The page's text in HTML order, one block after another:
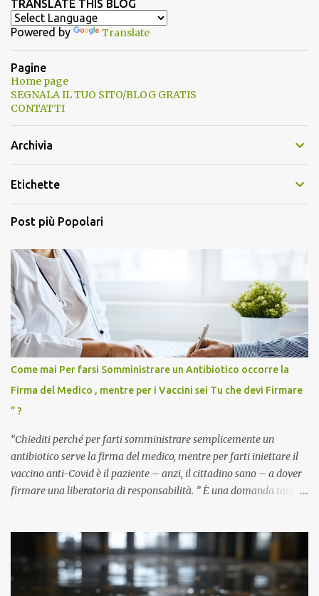
TRANSLATE THIS BLOG
Powered by Translate
Pagine
Home page
SEGNALA IL TUO SITO/BLOG GRATIS
CONTATTI
Archivia
Etichette
Post più Popolari
Come mai Per farsi Somministrare un Antibiotico occorre la
Firma del Medico , mentre per i Vaccini sei Tu che devi Firmare
” ?
“Chiediti perché per farti somministrare semplicemente un
antibiotico serve la firma del medico, mentre per farti iniettare il
vaccino anti-Covid è il paziente – anzi, il cittadino sano – a dover
firmare una liberatoria di responsabilità. ” È una domanda tanto
pandemia. Un interrogativo che dovrebbe scuotere chiunque abbia
ancora il coraggio di pensare con la propria testa. Per il vaccino
anti-Covid, un pro-farmaco, con autorizzazione condizionata,
sviluppato in tempi record, con tecnologie mai utilizzate prima su